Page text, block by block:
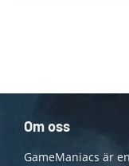
Om oss
GameManiacs är